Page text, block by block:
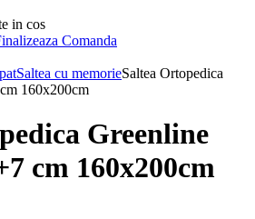
in cos
Comanda
Saltea cu memorieSaltea Ortopedica
160x200cm
Greenline
cm 160x200cm